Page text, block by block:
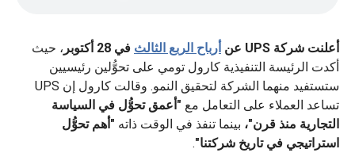
أعلنت شركة UPS عن أرباح الربع الثالث في 28 أكتوبر
، حيث
أكدت الرئيسة التنفيذية كارول تومي على تحوُّلين رئيسيين
ستستفيد منهما الشركة لتحقيق النمو. وقالت كارول إن UPS
تساعد العملاء على التعامل مع "أعمق تحوُّل في السياسة
التجارية منذ قرن"، بينما تنفذ في الوقت ذاته "أهم تحوُّل
استراتيجي في تاريخ شركتنا".